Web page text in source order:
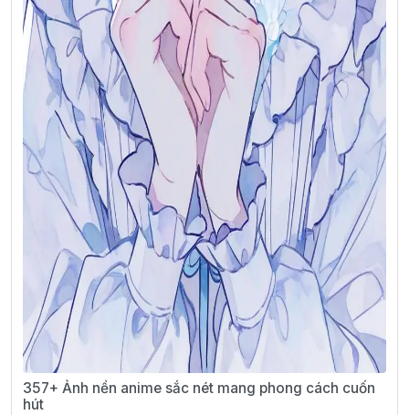
357+ Ảnh nền anime sắc nét mang phong cách cuốn
hút